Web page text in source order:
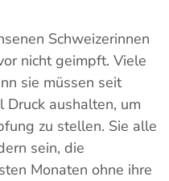
Schweizerinnen
nicht geimpft. Viele
sie müssen seit
Druck aushalten, um
zu stellen. Sie alle
sein, die
Monaten ohne ihre